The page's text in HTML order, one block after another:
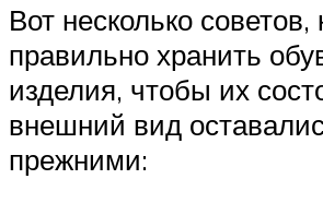
Вот несколько советов,
правильно хранить
изделия, чтобы их
внешний вид
прежними: